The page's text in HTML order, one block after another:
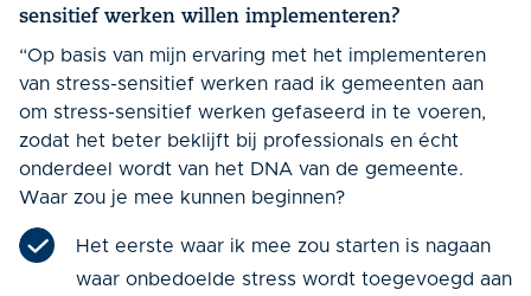
sensitief werken willen implementeren?
“Op basis van mijn ervaring met het implementeren
van stress-sensitief werken raad ik gemeenten aan
om stress-sensitief werken gefaseerd in te voeren,
zodat het beter beklijft bij professionals en écht
onderdeel wordt van het DNA van de gemeente.
Waar zou je mee kunnen beginnen?
Het eerste waar ik mee zou starten is nagaan
waar onbedoelde stress wordt toegevoegd aan